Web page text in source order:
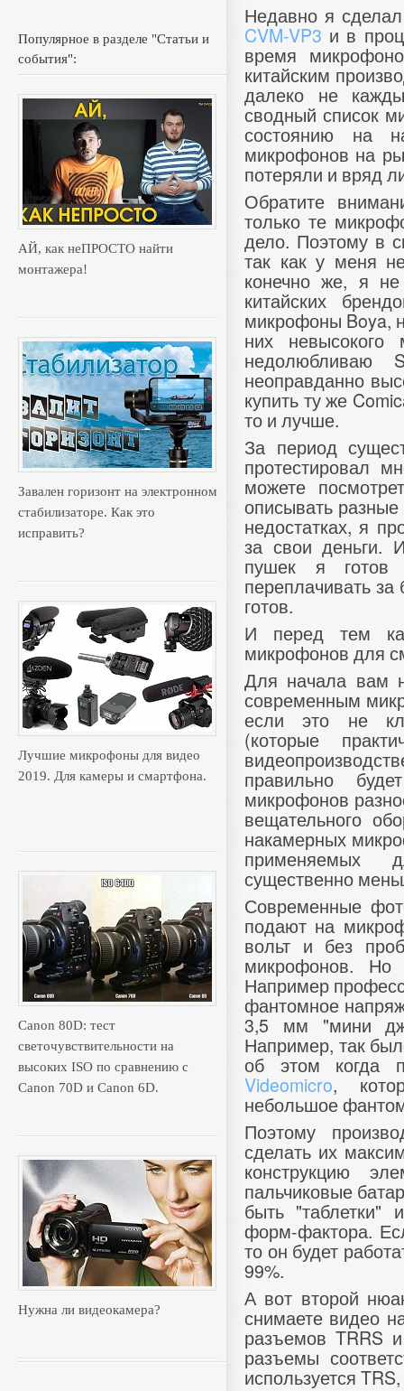
Популярное в разделе "Статьи и
события":
АЙ, как неПРОСТО найти
монтажера!
Завален горизонт на электронном
стабилизаторе. Как это
исправить?
Лучшие микрофоны для видео
2019. Для камеры и смартфона.
Canon 80D: тест
светочувствительности на
высоких ISO по сравнению с
Canon 70D и Canon 6D.
Нужна ли видеокамера?
Недавно я
CVM-VP3 и в
время
китайским
далеко не
сводный список
состоянию на
микрофонов на
потеряли и вряд
Обратите
только те
дело. Поэтому в
так как у меня
конечно же, я не
китайских
микрофоны Boya,
них
недолюбливаю
неоправданно
купить ту же
то и лучше.
За период
протестировал
можете
описывать
недостатках, я
за свои деньги.
пушек я готов
переплачивать
готов.
И перед тем
микрофонов для
Для начала вам
современным
если это не
(которые
правильно
микрофонов
вещательного
накамерных
применяемых
существенно
Современные
подают на
вольт и без
микрофонов.
Например
фантомное
3,5 мм "мини
Например, так
об этом когда
Videomicro,
небольшое
Поэтому
сделать их
конструкцию
пальчиковые
быть "таблетки"
форм-фактора.
то он будет
99%.
А вот второй
снимаете видео
разъемов TRRS
разъемы
используется